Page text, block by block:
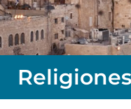
Religiones